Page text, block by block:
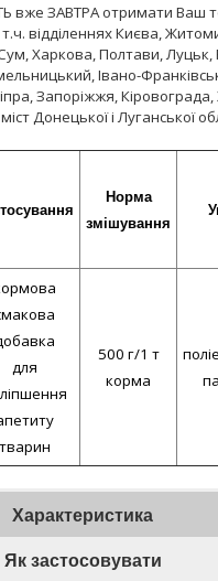
вже ЗАВТРА отримати Ваш
відділеннях Києва,
Харкова, Полтави, Луцьк,
Івано-
Запоріжжя,
Донецької і Луганської
Норма
змішування
для
тварин
500 г/1 т
корма
Характеристика
Як застосовувати